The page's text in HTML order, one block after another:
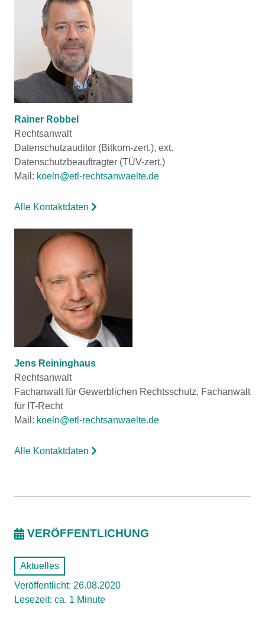
Rainer Robbel
Rechtsanwalt
Datenschutzauditor (Bitkom-zert.), ext.
Datenschutzbeauftragter (TÜV-zert.)
Mail: koeln@etl-rechtsanwaelte.de
Alle Kontaktdaten
Jens Reininghaus
Rechtsanwalt
Fachanwalt für Gewerblichen Rechtsschutz, Fachanwalt
für IT-Recht
Mail: koeln@etl-rechtsanwaelte.de
Alle Kontaktdaten
VERÖFFENTLICHUNG
Aktuelles
Veröffentlicht: 26.08.2020
Lesezeit: ca. 1 Minute